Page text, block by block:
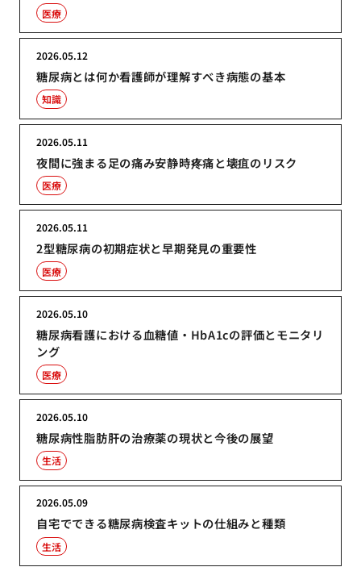
医療
糖尿病とは何か看護師が理解すべき病態の基本
2026.05.12
知識
夜間に強まる足の痛み安静時疼痛と壊疽のリスク
2026.05.11
医療
2型糖尿病の初期症状と早期発見の重要性
2026.05.11
医療
糖尿病看護における血糖値・HbA1cの評価とモニタリ
ング
2026.05.10
医療
糖尿病性脂肪肝の治療薬の現状と今後の展望
2026.05.10
生活
自宅でできる糖尿病検査キットの仕組みと種類
2026.05.09
生活